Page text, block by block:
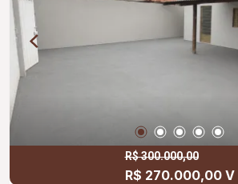
R$ 300.000,00
R$ 270.000,00 V